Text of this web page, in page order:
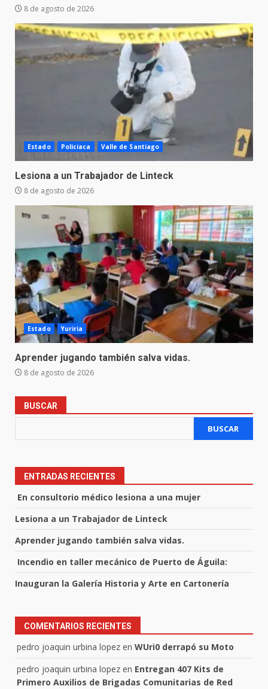
8 de agosto de 2026
Estado Policiaca Valle de Santiago
Lesiona a un Trabajador de Linteck
8 de agosto de 2026
Estado Yuriria
Aprender jugando también salva vidas.
8 de agosto de 2026
BUSCAR
BUSCAR
ENTRADAS RECIENTES
En consultorio médico lesiona a una mujer
Lesiona a un Trabajador de Linteck
Aprender jugando también salva vidas.
Incendio en taller mecánico de Puerto de Águila:
Inauguran la Galería Historia y Arte en Cartonería
COMENTARIOS RECIENTES
pedro joaquin urbina lopez en WUri0 derrapó su Moto
pedro joaquin urbina lopez en Entregan 407 Kits de
Primero Auxilios de Brigadas Comunitarias de Red